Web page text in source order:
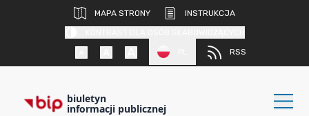
MAPA STRONY
INSTRUKCJA
RSS
biuletyn
informacji publicznej